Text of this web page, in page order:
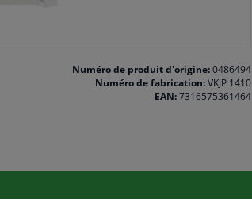
Numéro de produit d'origine:0486494
Numéro de fabrication:VKJP 1410
EAN:7316575361464